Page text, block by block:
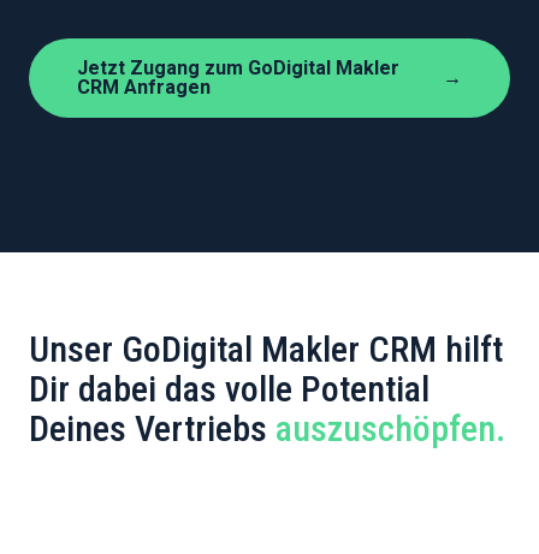
Jetzt Zugang zum GoDigital Makler
CRM Anfragen
→
Unser GoDigital Makler CRM hilft
Dir dabei das volle Potential
Deines Vertriebs auszuschöpfen.